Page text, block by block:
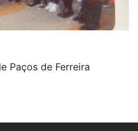
Paços de Ferreira